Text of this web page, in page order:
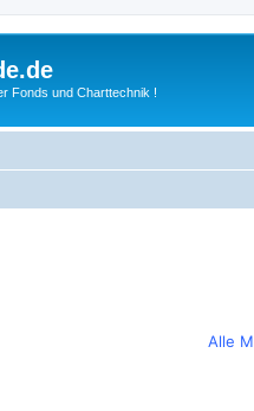
Fonds und Charttechnik !
Alle